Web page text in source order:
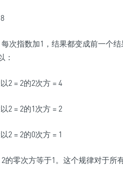
次指数加1，结果都变成前一个
：
2 = 2的2次方 = 4
2 = 2的1次方 = 2
2 = 2的0次方 = 1
的零次方等于1。这个规律对于所